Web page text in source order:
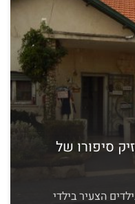
סיפורו של
הצעיר בילדי